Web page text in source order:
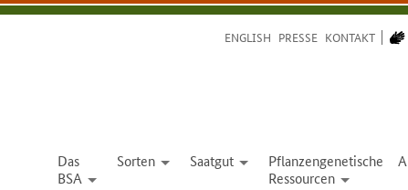
ENGLISH PRESSE KONTAKT
Das
BSA open
Sorten open Saatgut open Pflanzengenetische
Ressourcen open